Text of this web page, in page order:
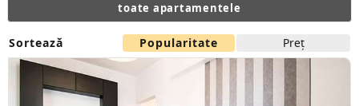
toate apartamentele
Sortează Popularitate Preţ